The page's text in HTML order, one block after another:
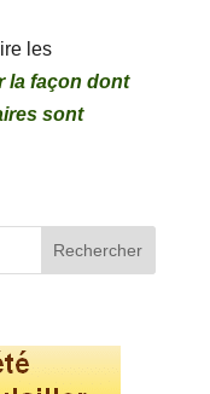
les
la façon dont
sont